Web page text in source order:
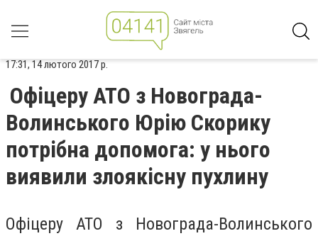
17:31, 14 лютого 2017 р.
Офіцеру АТО з Новограда-
Волинського Юрію Скорику
потрібна допомога: у нього
виявили злоякісну пухлину
Офіцеру АТО з Новограда-Волинського